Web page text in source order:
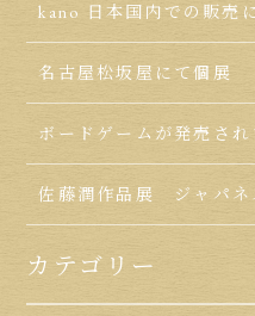
kano 日本国内での販売
名古屋松坂屋にて個展
ボードゲームが発売され
佐藤潤作品展 ジャパネ
カテゴリー